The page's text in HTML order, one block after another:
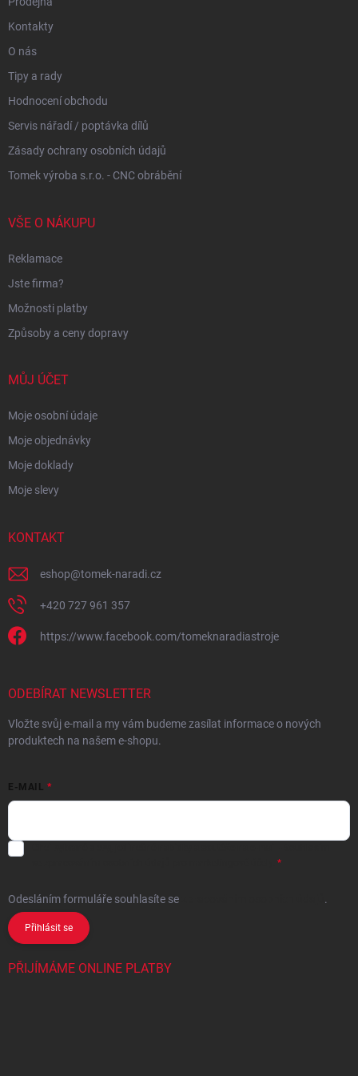
Kontakty
O nás
Tipy a rady
Hodnocení obchodu
Servis nářadí / poptávka dílů
Zásady ochrany osobních údajů
Tomek výroba s.r.o. - CNC obrábění
VŠE O NÁKUPU
Reklamace
Jste firma?
Možnosti platby
Způsoby a ceny dopravy
MŮJ ÚČET
Moje osobní údaje
Moje objednávky
Moje doklady
Moje slevy
KONTAKT
eshop@tomek-naradi.cz
+420 727 961 357
https://www.facebook.com/tomeknaradiastroje
ODEBÍRAT NEWSLETTER
Vložte svůj e-mail a my vám budeme zasílat informace o nových
produktech na našem e-shopu.
E-MAIL
Odesláním formuláře souhlasíte se .
Přihlásit se
PŘIJÍMÁME ONLINE PLATBY